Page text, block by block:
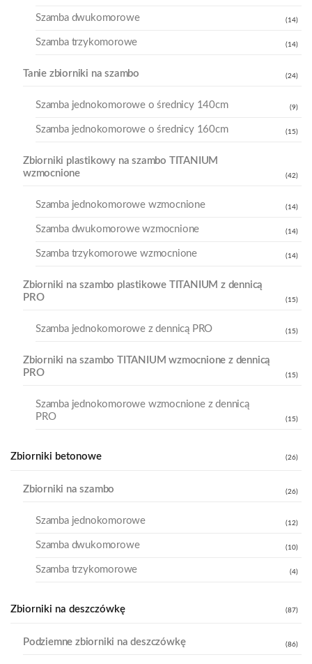
Szamba dwukomorowe (14)
Szamba trzykomorowe (14)
Tanie zbiorniki na szambo (24)
Szamba jednokomorowe o średnicy 140cm (9)
Szamba jednokomorowe o średnicy 160cm (15)
Zbiorniki plastikowy na szambo TITANIUM
wzmocnione
(42)
Szamba jednokomorowe wzmocnione (14)
Szamba dwukomorowe wzmocnione (14)
Szamba trzykomorowe wzmocnione (14)
Zbiorniki na szambo plastikowe TITANIUM z dennicą
PRO
(15)
Szamba jednokomorowe z dennicą PRO (15)
Zbiorniki na szambo TITANIUM wzmocnione z dennicą
PRO
(15)
Szamba jednokomorowe wzmocnione z dennicą
PRO
(15)
Zbiorniki betonowe (26)
Zbiorniki na szambo (26)
Szamba jednokomorowe (12)
Szamba dwukomorowe (10)
Szamba trzykomorowe (4)
Zbiorniki na deszczówkę (87)
Podziemne zbiorniki na deszczówkę (86)